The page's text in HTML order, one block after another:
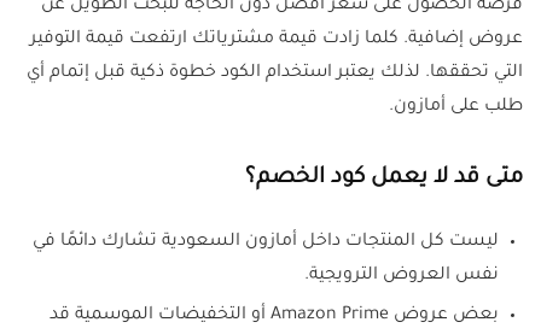
فرصة الحصول على سعر أفضل دون الحاجة للبحث الطويل عن
عروض إضافية. كلما زادت قيمة مشترياتك ارتفعت قيمة التوفير
التي تحققها. لذلك يعتبر استخدام الكود خطوة ذكية قبل إتمام أي
طلب على أمازون.
متى قد لا يعمل كود الخصم؟
ليست كل المنتجات داخل أمازون السعودية تشارك دائمًا في
نفس العروض الترويجية.
بعض عروض Amazon Prime أو التخفيضات الموسمية قد